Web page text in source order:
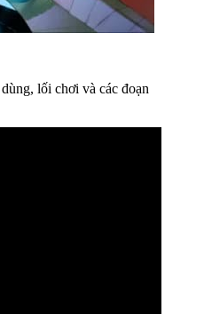
lối chơi và các đoạn